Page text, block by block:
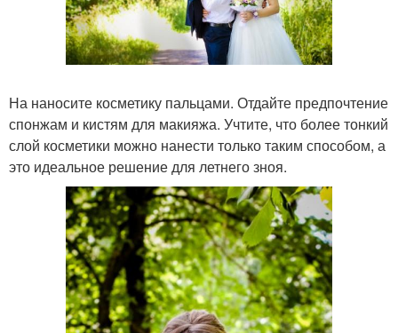
На наносите косметику пальцами. Отдайте предпочтение
спонжам и кистям для макияжа. Учтите, что более тонкий
слой косметики можно нанести только таким способом, а
это идеальное решение для летнего зноя.